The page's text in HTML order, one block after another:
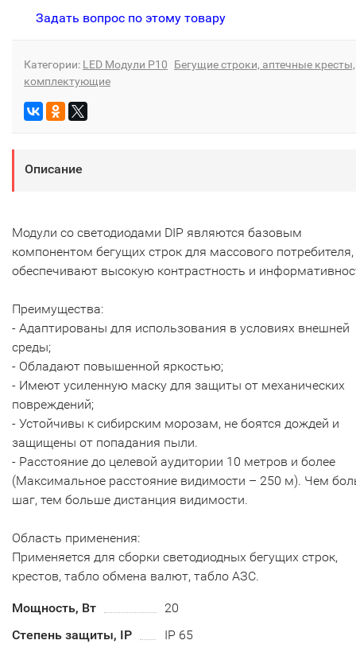
Задать вопрос по этому товару
Категории: LED Модули Р10
Бегущие строки, аптечные кресты,
комплектующие
Описание
Модули со светодиодами DIP являются базовым
компонентом бегущих строк для массового потребителя,
обеспечивают высокую контрастность и
Преимущества:
- Адаптированы для использования в условиях внешней
среды;
- Обладают повышенной яркостью;
- Имеют усиленную маску для защиты от механических
повреждений;
- Устойчивы к сибирским морозам, не боятся дождей и
защищены от попадания пыли.
- Расстояние до целевой аудитории 10 метров и более
(Максимальное расстояние видимости – 250 м). Чем
шаг, тем больше дистанция видимости.
Область применения:
Применяется для сборки светодиодных бегущих строк,
крестов, табло обмена валют, табло АЗС.
Мощность, Вт
20
Степень защиты, IP
IP 65